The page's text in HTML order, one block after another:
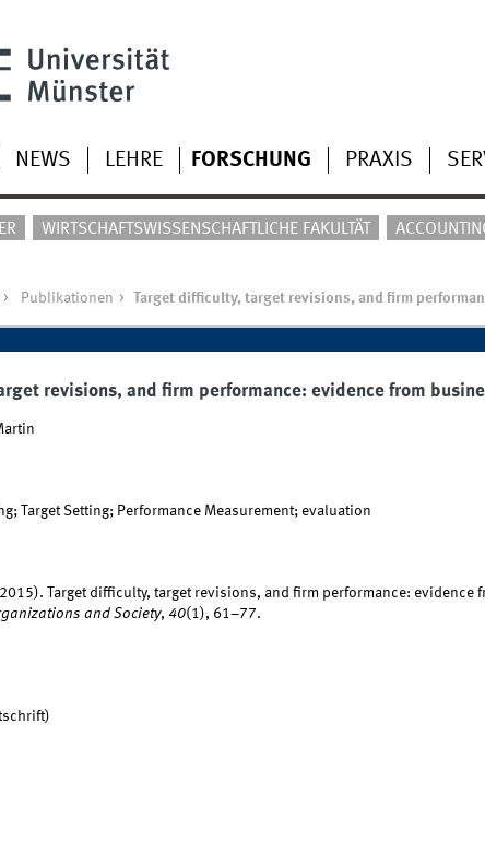
NEWS LEHRE FORSCHUNG PRAXIS
WIRTSCHAFTSWISSENSCHAFTLICHE FAKULTÄT
Publikationen Target difficulty, target revisions, and firm
revisions, and firm performance: evidence from
Target Setting; Performance Measurement; evaluation
Target difficulty, target revisions, and firm performance: evidence
and Society, 40(1), 61–77.